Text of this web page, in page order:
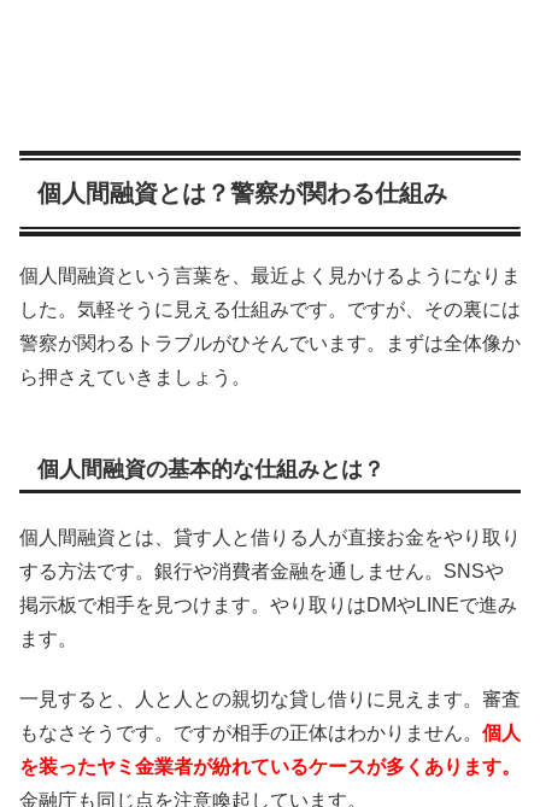
個人間融資とは？警察が関わる仕組み
個人間融資という言葉を、最近よく見かけるようになりま
した。気軽そうに見える仕組みです。ですが、その裏には
警察が関わるトラブルがひそんでいます。まずは全体像か
ら押さえていきましょう。
個人間融資の基本的な仕組みとは？
個人間融資とは、貸す人と借りる人が直接お金をやり取り
する方法です。銀行や消費者金融を通しません。SNSや
掲示板で相手を見つけます。やり取りはDMやLINEで進み
ます。
一見すると、人と人との親切な貸し借りに見えます。審査
もなさそうです。ですが相手の正体はわかりません。 個人
を装ったヤミ金業者が紛れているケースが多くあります。
金融庁も同じ点を注意喚起しています。